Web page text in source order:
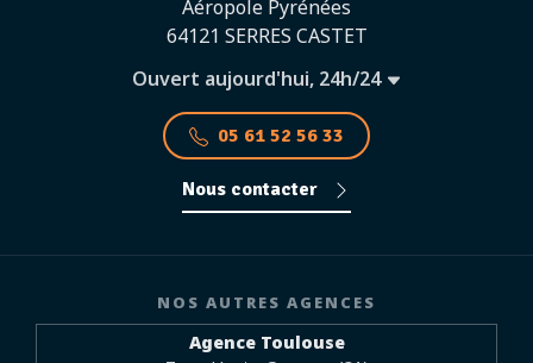
Aéropole Pyrénées
64121 SERRES CASTET
Ouvert aujourd'hui, 24h/24
05 61 52 56 33
Nous contacter
NOS AUTRES AGENCES
Agence Toulouse